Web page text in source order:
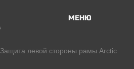
МЕНЮ
Защита левой стороны рамы Arctic